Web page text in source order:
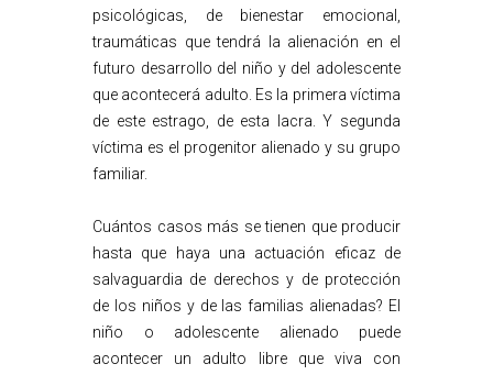
psicológicas, de bienestar emocional,
traumáticas que tendrá la alienación en el
futuro desarrollo del niño y del adolescente
que acontecerá adulto. Es la primera víctima
de este estrago, de esta lacra. Y segunda
víctima es el progenitor alienado y su grupo
familiar.
Cuántos casos más se tienen que producir
hasta que haya una actuación eficaz de
salvaguardia de derechos y de protección
de los niños y de las familias alienadas? El
niño o adolescente alienado puede
acontecer un adulto libre que viva con